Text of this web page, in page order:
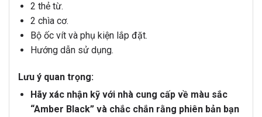
2 thẻ từ.
2 chìa cơ.
Bộ ốc vít và phụ kiện lắp đặt.
Hướng dẫn sử dụng.
Lưu ý quan trọng:
Hãy xác nhận kỹ với nhà cung cấp về màu sắc
“Amber Black” và chắc chắn rằng phiên bản bạn